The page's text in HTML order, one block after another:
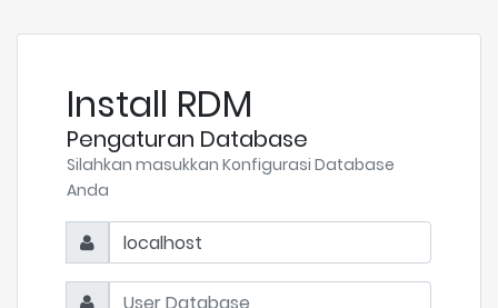
Install RDM
Pengaturan Database
Silahkan masukkan Konfigurasi Database
Anda